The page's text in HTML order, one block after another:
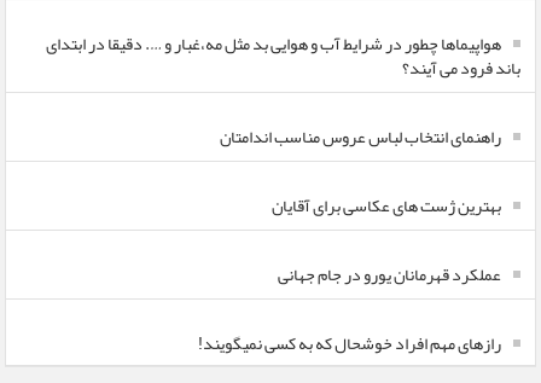
هواپیماها چطور در شرایط آب و هوایی بد مثل مه،غبار و …. دقیقا در ابتدای
باند فرود می آیند؟
راهنمای انتخاب لباس عروس مناسب اندامتان
بهترین ژست های عکاسی برای آقایان
عملکرد قهرمانان یورو در جام جهانی
رازهای مهم افراد خوشحال که به کسی نمیگویند!